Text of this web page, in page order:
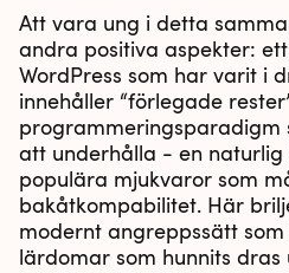
Att vara ung i detta
andra positiva aspekter:
WordPress som har varit i
innehåller “förlegade
programmeringsparadigm
att underhålla - en naturlig
populära mjukvaror som
bakåtkompabilitet. Här
modernt angreppssätt
lärdomar som hunnits dras